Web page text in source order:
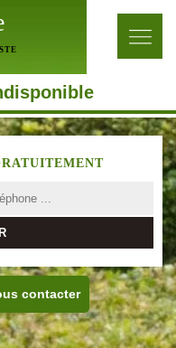
contacter